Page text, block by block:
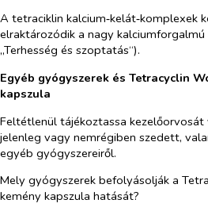
A tetraciklin kalcium‑kelát‑komplexek
elraktározódik a nagy
„Terhesség és szoptatás“).
Egyéb gyógyszerek és Tetracyclin
kapszula
Feltétlenül tájékoztassa
jelenleg vagy nemrégiben szedett,
egyéb gyógyszereiről.
Mely gyógyszerek befolyásolják a
kemény kapszula hatását?